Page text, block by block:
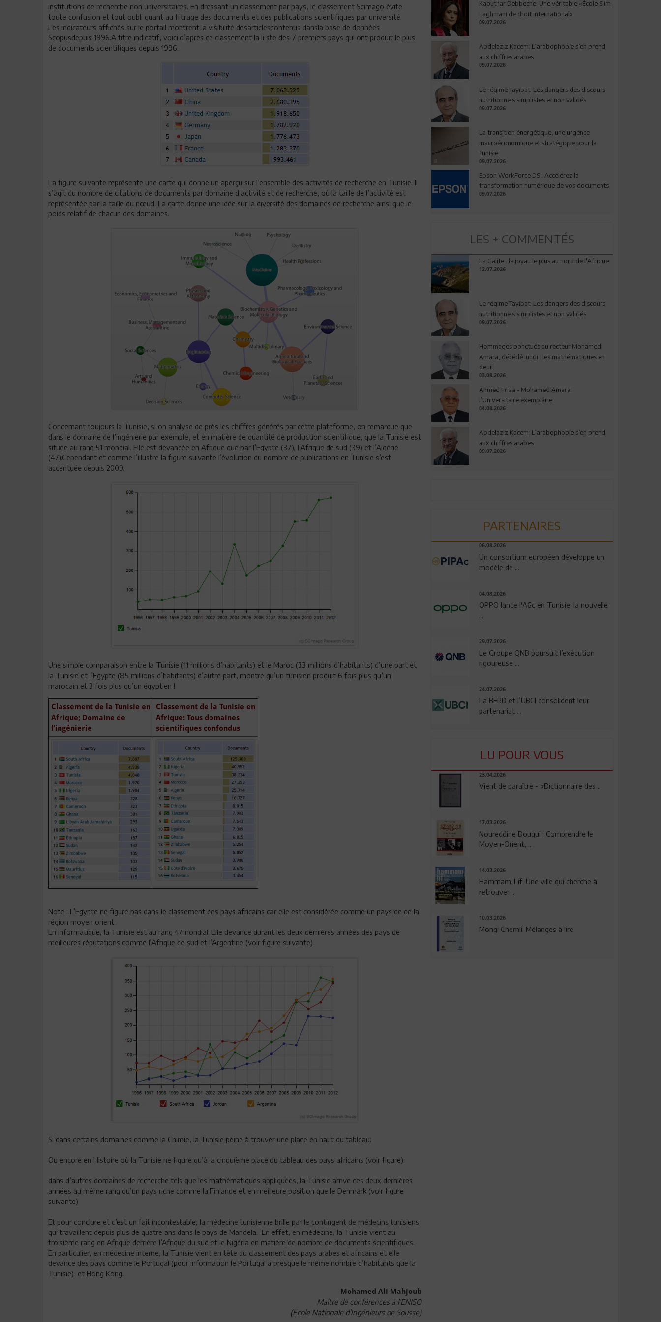
institutions de recherche non universitaires. En dressant un classement par pays, le classement Scimago évite
toute confusion et tout oubli quant au filtrage des documents et des publications scientifiques par université.
Les indicateurs affichés sur le portail montrent la visibilité desarticlescontenus dansla base de données
Scopusdepuis 1996.A titre indicatif, voici d’après ce classement la li ste des 7 premiers pays qui ont produit le plus
de documents scientifiques depuis 1996.
La figure suivante représente une carte qui donne un aperçu sur l’ensemble des activités de recherche en Tunisie. Il
s’agit du nombre de citations de documents par domaine d’activité et de recherche, où la taille de l’activité est
représentée par la taille du nœud. La carte donne une idée sur la diversité des domaines de recherche ainsi que le
poids relatif de chacun des domaines.
Concernant toujours la Tunisie, si on analyse de près les chiffres générés par cette plateforme, on remarque que
dans le domaine de l’ingénierie par exemple, et en matière de quantité de production scientifique, que la Tunisie est
située au rang 51 mondial. Elle est devancée en Afrique que par l’Egypte (37), l’Afrique de sud (39) et l’Algérie
(47).Cependant et comme l’illustre la figure suivante l’évolution du nombre de publications en Tunisie s’est
accentuée depuis 2009.
Une simple comparaison entre la Tunisie (11 millions d’habitants) et le Maroc (33 millions d’habitants) d’une part et
la Tunisie et l’Egypte (85 millions d’habitants) d’autre part, montre qu’un tunisien produit 6 fois plus qu’un
marocain et 3 fois plus qu’un égyptien !
Classement de la Tunisie en
Afrique; Domaine de
l’ingénierie
Classement de la Tunisie en
Afrique: Tous domaines
scientifiques confondus
Note : L’Egypte ne figure pas dans le classement des pays africains car elle est considérée comme un pays de de la
région moyen orient.
En informatique, la Tunisie est au rang 47mondial. Elle devance durant les deux dernières années des pays de
meilleures réputations comme l’Afrique de sud et l’Argentine (voir figure suivante)
Si dans certains domaines comme la Chimie, la Tunisie peine à trouver une place en haut du tableau:
Ou encore en Histoire où la Tunisie ne figure qu’à la cinquième place du tableau des pays africains (voir figure):
dans d’autres domaines de recherche tels que les mathématiques appliquées, la Tunisie arrive ces deux dernières
années au même rang qu’un pays riche comme la Finlande et en meilleure position que le Denmark (voir figure
suivante)
Et pour conclure et c’est un fait incontestable, la médecine tunisienne brille par le contingent de médecins tunisiens
qui travaillent depuis plus de quatre ans dans le pays de Mandela. En effet, en médecine, la Tunisie vient au
troisième rang en Afrique derrière l’Afrique du sud et le Nigéria en matière de nombre de documents scientifiques.
En particulier, en médecine interne, la Tunisie vient en tête du classement des pays arabes et africains et elle
devance des pays comme le Portugal (pour information le Portugal a presque le même nombre d’habitants que la
Tunisie) et Hong Kong.
Mohamed Ali Mahjoub
Maître de conférences à l’ENISO
(Ecole Nationale d’Ingénieurs de Sousse)
Kaouthar Debbeche: Une véritable «École Slim
Laghmani de droit international»
09.07.2026
Abdelaziz Kacem: L’arabophobie s’en prend
aux chiffres arabes
09.07.2026
Le régime Tayibat: Les dangers des discours
nutritionnels simplistes et non validés
09.07.2026
La transition énergétique, une urgence
macroéconomique et stratégique pour la
Tunisie
09.07.2026
Epson WorkForce DS : Accélérez la
transformation numérique de vos documents
09.07.2026
LES + COMMENTÉS
La Galite : le joyau le plus au nord de l'Afrique
12.07.2026
Le régime Tayibat: Les dangers des discours
nutritionnels simplistes et non validés
09.07.2026
Hommages ponctués au recteur Mohamed
Amara, décédé lundi : les mathématiques en
deuil
03.08.2026
Ahmed Friaa - Mohamed Amara:
l’Universitaire exemplaire
04.08.2026
Abdelaziz Kacem: L’arabophobie s’en prend
aux chiffres arabes
09.07.2026
PARTENAIRES
06.08.2026
Un consortium européen développe un
modèle de ...
04.08.2026
OPPO lance l'A6c en Tunisie: la nouvelle
29.07.2026
Le Groupe QNB poursuit l’exécution
rigoureuse ...
24.07.2026
La BERD et l’UBCI consolident leur
partenariat ...
LU POUR VOUS
23.04.2026
Vient de paraître - «Dictionnaire des ...
17.03.2026
Noureddine Dougui : Comprendre le
Moyen-Orient, ...
14.03.2026
Hammam-Lif: Une ville qui cherche à
retrouver ...
10.03.2026
Mongi Chemli: Mélanges à lire